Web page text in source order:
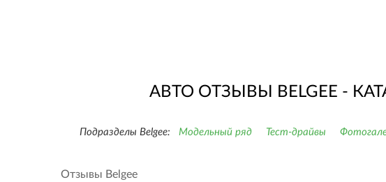
АВТО ОТЗЫВЫ BELGEE -
Подразделы Belgee: Модельный ряд Тест-драйвы
Отзывы Belgee